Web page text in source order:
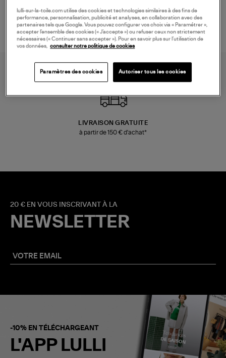
LIVRAISON GRATUITE
à partir de 150 € d'achat*
20 € EN VOUS INSCRIVANT À LA
NEWSLETTER
-10% EN TÉLÉCHARGEANT
L'APP LULLI
lulli-sur-la-toile.com utilise des cookies et technologies similaires à des fins de
performance, personnalisation, publicité et analyses, en collaboration avec des
partenaires tels que Google. Vous pouvez configurer vos choix via « Paramétrer »,
accepter l’ensemble des cookies (« J’accepte ») ou refuser ceux non strictement
nécessaires (« Continuer sans accepter »). Pour en savoir plus sur l’utilisation de
vos données, consulter notre politique de cookies
Paramètres des cookies Autoriser tous les cookies